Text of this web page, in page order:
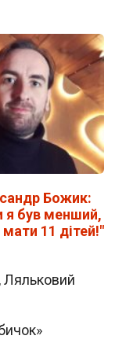
Божик:
я був менший,
мати 11 дітей!"
,Ляльковий